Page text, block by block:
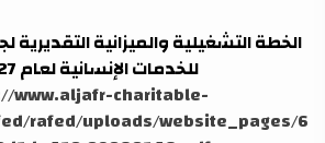
الخطة التشغيلية والميزانية التقديرية
للخدمات الإنسانية لعام 2027م
www.aljafr-charitable-
rafed/uploads/website_pages/6